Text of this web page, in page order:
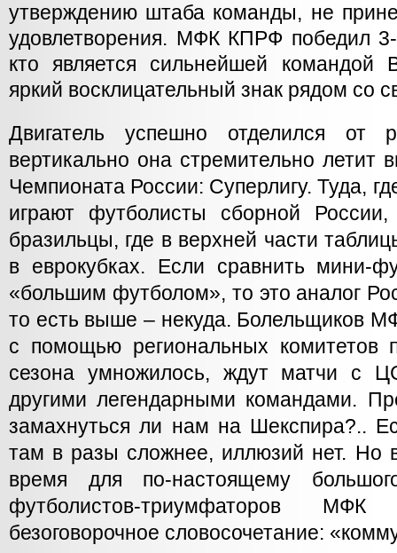
утверждению штаба команды, не
удовлетворения. МФК КПРФ победил
кто является сильнейшей командой
яркий восклицательный знак рядом со
Двигатель успешно отделился от
вертикально она стремительно летит
Чемпионата России: Суперлигу. Туда,
играют футболисты сборной
бразильцы, где в верхней части
в еврокубках. Если сравнить мини-
«большим футболом», то это аналог
то есть выше – некуда. Болельщиков
с помощью региональных комитетов
сезона умножилось, ждут матчи с
другими легендарными командами.
замахнуться ли нам на Шекспира?..
там в разы сложнее, иллюзий нет. Но
время для по-настоящему
футболистов-триумфаторов
безоговорочное словосочетание: